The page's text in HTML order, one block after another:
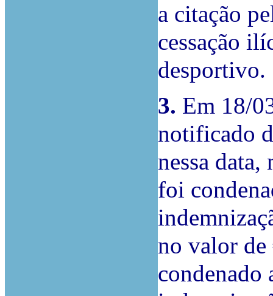
a citação
cessação
desportivo.
3. Em 18/
notificado
nessa
foi
no valor de
condenado